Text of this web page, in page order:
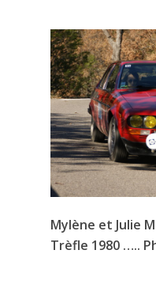
Mylène et Julie
Trèfle 1980 …..